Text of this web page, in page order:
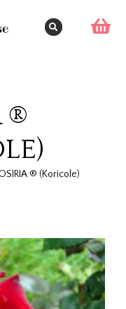
®
OSIRIA ® (Koricole)